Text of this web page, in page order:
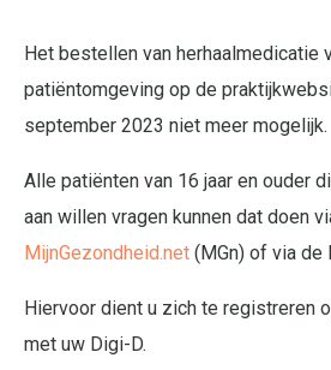
Het bestellen van herhaalmedicatie
patiëntomgeving op de
september 2023 niet meer mogelijk.
Alle patiënten van 16 jaar en ouder
aan willen vragen kunnen dat doen
MijnGezondheid.net (MGn) of via de
Hiervoor dient u zich te registreren
met uw Digi-D.